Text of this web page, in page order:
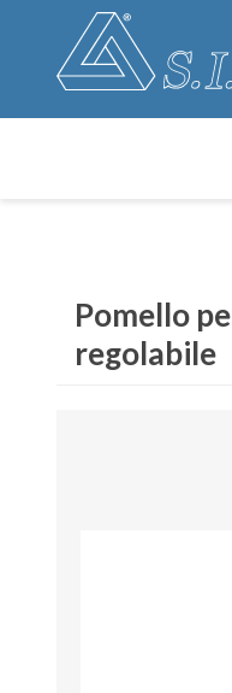
BANCHI
Pomello
regolabile